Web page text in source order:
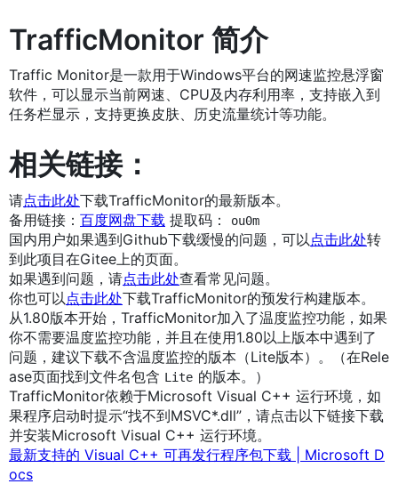
TrafficMonitor 简介
Traffic Monitor是一款用于Windows平台的网速监控悬浮窗
软件，可以显示当前网速、CPU及内存利用率，支持嵌入到
任务栏显示，支持更换皮肤、历史流量统计等功能。
相关链接：
请点击此处下载TrafficMonitor的最新版本。
备用链接： 百度网盘下载 提取码： ou0m
国内用户如果遇到Github下载缓慢的问题，可以 点击此处转
到此项目在Gitee上的页面。
如果遇到问题，请点击此处查看常见问题。
你也可以 点击此处下载TrafficMonitor的预发行构建版本。
从1.80版本开始，TrafficMonitor加入了温度监控功能，如果
你不需要温度监控功能，并且在使用1.80以上版本中遇到了
问题，建议下载不含温度监控的版本（Lite版本）。（在Rele
ase页面找到文件名包含 Lite 的版本。）
TrafficMonitor依赖于Microsoft Visual C++ 运行环境，如
果程序启动时提示“找不到MSVC*.dll”，请点击以下链接下载
并安装Microsoft Visual C++ 运行环境。
最新支持的 Visual C++ 可再发行程序包下载 | Microsoft D
ocs